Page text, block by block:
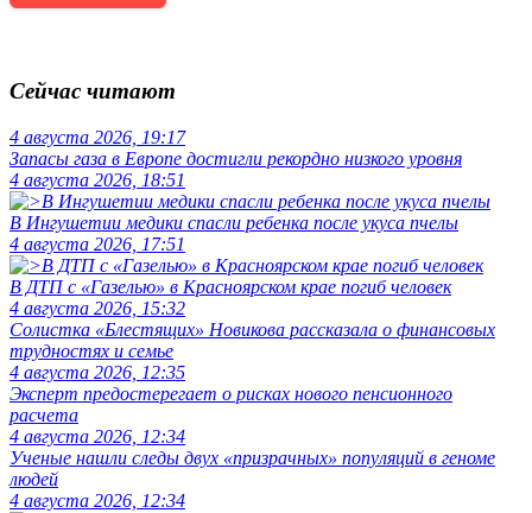
Сейчас читают
4 августа 2026, 19:17
Запасы газа в Европе достигли рекордно низкого уровня
4 августа 2026, 18:51
В Ингушетии медики спасли ребенка после укуса пчелы
4 августа 2026, 17:51
В ДТП с «Газелью» в Красноярском крае погиб человек
4 августа 2026, 15:32
Солистка «Блестящих» Новикова рассказала о финансовых
трудностях и семье
4 августа 2026, 12:35
Эксперт предостерегает о рисках нового пенсионного
расчета
4 августа 2026, 12:34
Ученые нашли следы двух «призрачных» популяций в геноме
людей
4 августа 2026, 12:34